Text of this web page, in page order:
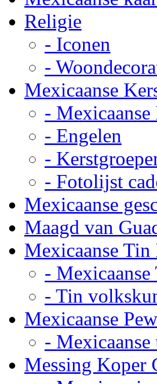
Religie
- Iconen
-
Mexicaanse
- Mexicaanse
- Engelen
-
- Fotolijst
Mexicaanse
Maagd van
Mexicaanse Tin
-
- Tin
Mexicaanse
-
Messing Koper